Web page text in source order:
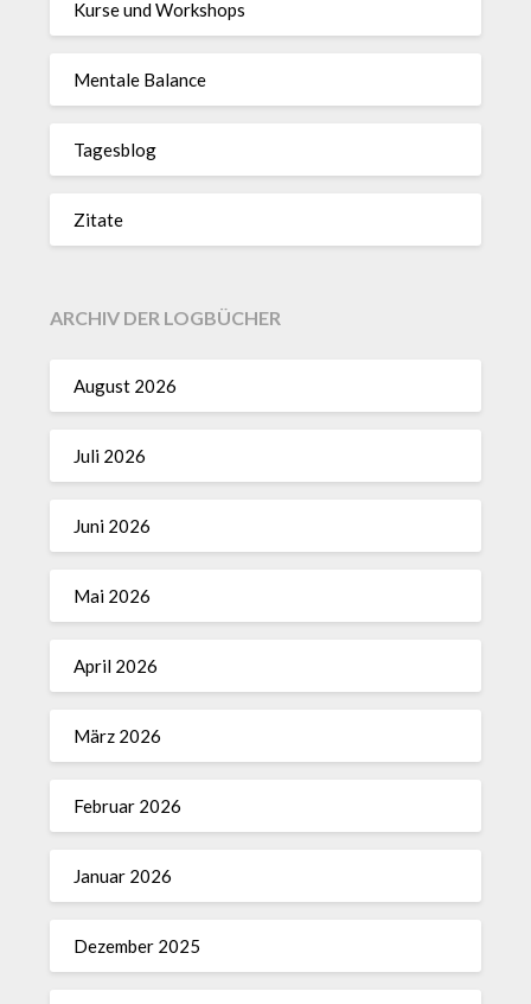
Kurse und Workshops
Mentale Balance
Tagesblog
Zitate
ARCHIV DER LOGBÜCHER
August 2026
Juli 2026
Juni 2026
Mai 2026
April 2026
März 2026
Februar 2026
Januar 2026
Dezember 2025